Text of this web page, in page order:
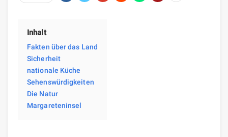
Inhalt
Fakten über das Land
Sicherheit
nationale Küche
Sehenswürdigkeiten
Die Natur
Margareteninsel